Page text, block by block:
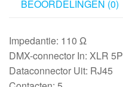
BEOORDELINGEN (0)
Impedantie: 110 Ω
DMX-connector In: XLR 5P
Dataconnector Uit: RJ45